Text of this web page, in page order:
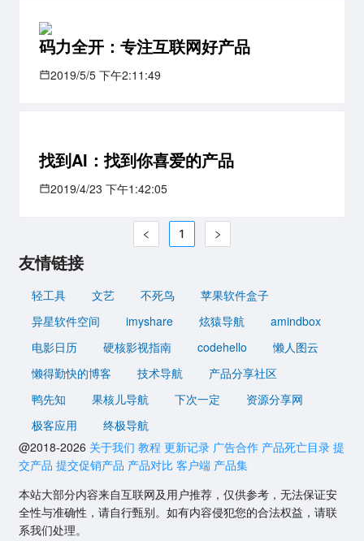
码力全开：专注互联网好产品
2019/5/5 下午2:11:49
找到AI：找到你喜爱的产品
2019/4/23 下午1:42:05
1
友情链接
轻工具 文艺 不死鸟
苹果软件盒子
异星软件空间
imyshare 炫猿导航
amindbox
电影日历
硬核影视指南 codehello
懒人图云
懒得勤快的博客
技术导航
产品分享社区
鸭先知
果核儿导航 下次一定
资源分享网
极客应用
终极导航
@2018-2026 关于我们 教程 更新记录 广告合作 产品死亡目录 提
交产品 提交促销产品 产品对比 客户端 产品集
本站大部分内容来自互联网及用户推荐，仅供参考，无法保证安
全性与准确性，请自行甄别。如有内容侵犯您的合法权益，请联
系我们处理。